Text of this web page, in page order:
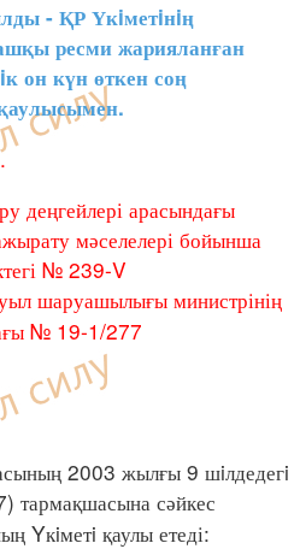
- ҚР Үкiметiнiң
ресми жарияланған
он күн өткен соң
деңгейлері арасындағы
мәселелері бойынша
№ 239-V
шаруашылығы министрінің
№ 19-1/277
2003 жылғы 9 шiлдедегi
тармақшасына сәйкес
Yкiметi қаулы етеді: